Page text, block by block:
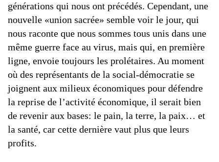
générations qui nous ont précédés. Cependant, une
nouvelle «union sacrée» semble voir le jour, qui
nous raconte que nous sommes tous unis dans une
même guerre face au virus, mais qui, en première
ligne, envoie toujours les prolétaires. Au moment
où des représentants de la social-démocratie se
joignent aux milieux économiques pour défendre
la reprise de l’activité économique, il serait bien
de revenir aux bases: le pain, la terre, la paix… et
la santé, car cette dernière vaut plus que leurs
profits.